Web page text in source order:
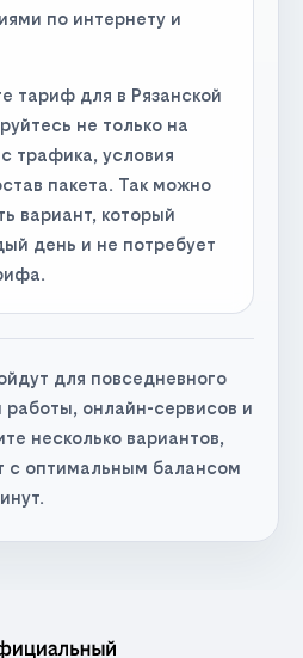
по интернету и
тариф для в Рязанской
не только на
трафика, условия
пакета. Так можно
вариант, который
день и не потребует
для повседневного
онлайн-сервисов и
несколько вариантов,
с оптимальным балансом